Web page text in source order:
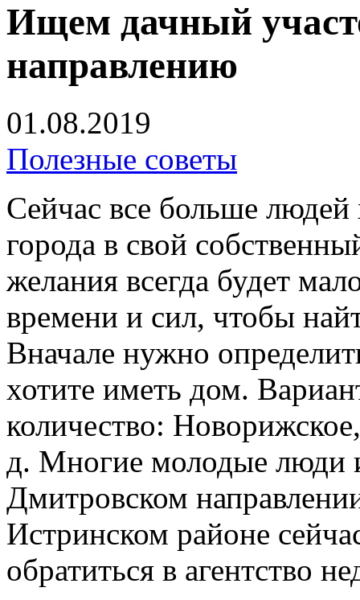
Ищем дачный
направлению
01.08.2019
Полезные советы
Сейчас все больше людей
города в свой
желания всегда будет
времени и сил, чтобы
Вначале нужно
хотите иметь дом.
количество:
д. Многие молодые люди
Дмитровском
Истринском районе
обратиться в агентство